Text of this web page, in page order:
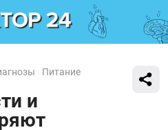
Питание
и